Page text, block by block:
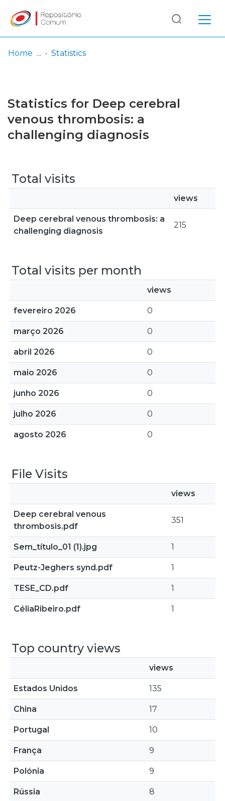
Browse repository
Entities
Log
In
(current)
Home Statistics
Statistics for Deep cerebral
venous thrombosis: a
challenging diagnosis
Total visits
views
Deep cerebral venous thrombosis: a
challenging diagnosis
215
Total visits per month
views
fevereiro 2026 0
março 2026 0
abril 2026 0
maio 2026 0
junho 2026 0
julho 2026 0
agosto 2026 0
File Visits
views
Deep cerebral venous
thrombosis.pdf
351
Sem_título_01 (1).jpg 1
Peutz-Jeghers synd.pdf 1
TESE_CD.pdf 1
CéliaRibeiro.pdf 1
Top country views
views
Estados Unidos 135
China 17
Portugal 10
França 9
Polónia 9
Rússia 8